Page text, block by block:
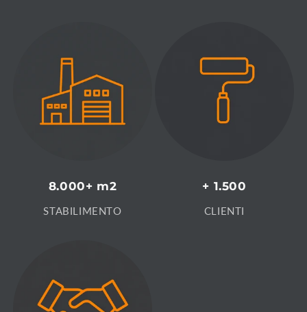
8.000+ m2
STABILIMENTO
+ 1.500
CLIENTI